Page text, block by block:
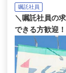
嘱託社員
＼嘱託社員の
できる方歓迎